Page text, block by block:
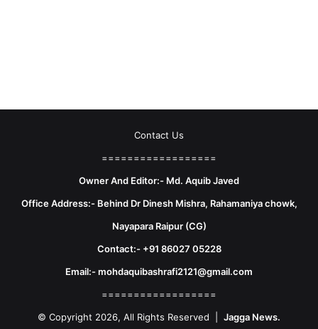
Contact Us
==================
Owner And Editor:- Md. Aquib Javed
Office Address:- Behind Dr Dinesh Mishra, Rahamaniya chowk,
Nayapara Raipur (CG)
Contact:- +91 86027 05228
Email:- mohdaquibashrafi2121@gmail.com
==================
© Copyright 2026, All Rights Reserved | Jagga News.